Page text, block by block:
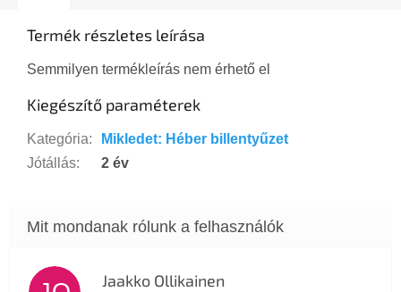
Termék részletes leírása
Semmilyen termékleírás nem érhető el
Kiegészítő paraméterek
Kategória:
Mikledet: Héber billentyűzet
Jótállás: 2 év
Jaakko Ollikainen